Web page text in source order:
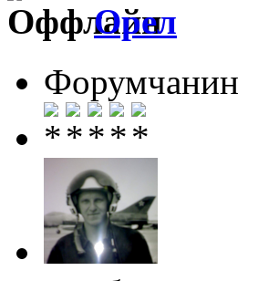
Орел
Форумчанин